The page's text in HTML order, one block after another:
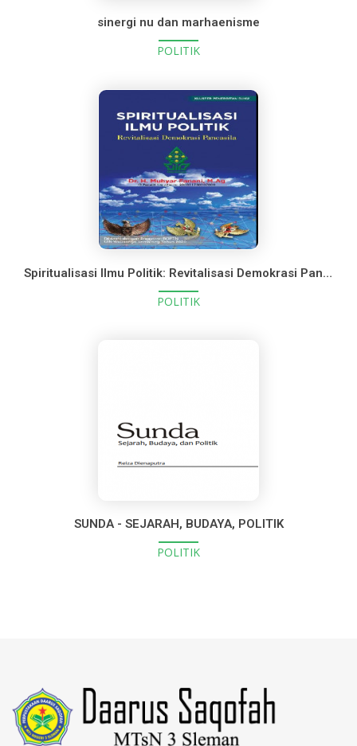
sinergi nu dan marhaenisme
POLITIK
Spiritualisasi Ilmu Politik: Revitalisasi Demokrasi Pancasila
POLITIK
SUNDA - SEJARAH, BUDAYA, POLITIK
POLITIK